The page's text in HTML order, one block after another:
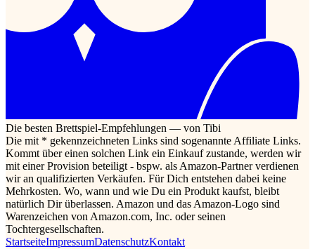
Die besten Brettspiel-Empfehlungen — von Tibi
Die mit * gekennzeichneten Links sind sogenannte Affiliate Links.
Kommt über einen solchen Link ein Einkauf zustande, werden wir
mit einer Provision beteiligt - bspw. als Amazon-Partner verdienen
wir an qualifizierten Verkäufen. Für Dich entstehen dabei keine
Mehrkosten. Wo, wann und wie Du ein Produkt kaufst, bleibt
natürlich Dir überlassen. Amazon und das Amazon-Logo sind
Warenzeichen von Amazon.com, Inc. oder seinen
Tochtergesellschaften.
StartseiteImpressumDatenschutzKontakt